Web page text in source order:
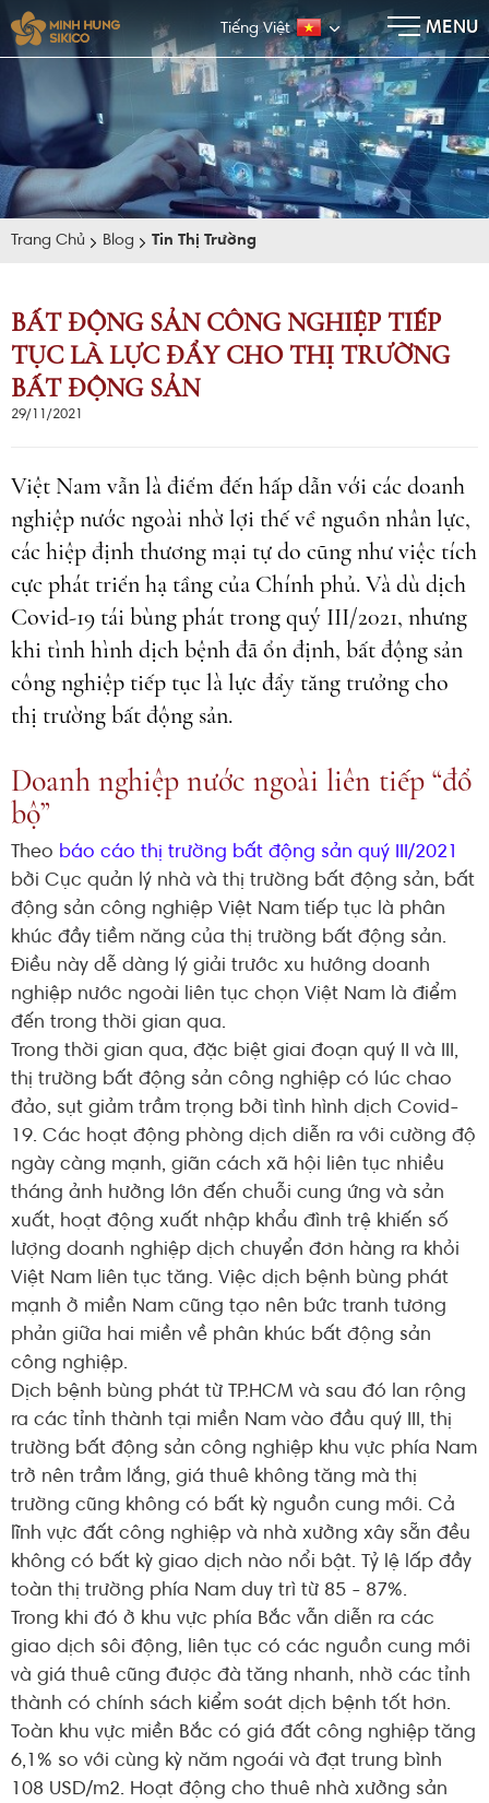
Tiếng Việt MENU
×
E-BROCHURE
Trang Chủ Blog Tin Thị Trường
BẤT ĐỘNG SẢN CÔNG NGHIỆP TIẾP
TỤC LÀ LỰC ĐẨY CHO THỊ TRƯỜNG
BẤT ĐỘNG SẢN
29/11/2021
Việt Nam vẫn là điểm đến hấp dẫn với các doanh
nghiệp nước ngoài nhờ lợi thế về nguồn nhân lực,
các hiệp định thương mại tự do cũng như việc tích
cực phát triển hạ tầng của Chính phủ. Và dù dịch
Covid-19 tái bùng phát trong quý III/2021, nhưng
khi tình hình dịch bệnh đã ổn định, bất động sản
công nghiệp tiếp tục là lực đẩy tăng trưởng cho
thị trường bất động sản.
Doanh nghiệp nước ngoài liên tiếp “đổ
bộ”
Theo báo cáo thị trường bất động sản quý III/2021
bởi Cục quản lý nhà và thị trường bất động sản, bất
động sản công nghiệp Việt Nam tiếp tục là phân
khúc đầy tiềm năng của thị trường bất động sản.
Điều này dễ dàng lý giải trước xu hướng doanh
nghiệp nước ngoài liên tục chọn Việt Nam là điểm
đến trong thời gian qua.
Trong thời gian qua, đặc biệt giai đoạn quý II và III,
thị trường bất động sản công nghiệp có lúc chao
đảo, sụt giảm trầm trọng bởi tình hình dịch Covid-
19. Các hoạt động phòng dịch diễn ra với cường độ
ngày càng mạnh, giãn cách xã hội liên tục nhiều
tháng ảnh hưởng lớn đến chuỗi cung ứng và sản
xuất, hoạt động xuất nhập khẩu đình trệ khiến số
lượng doanh nghiệp dịch chuyển đơn hàng ra khỏi
Việt Nam liên tục tăng. Việc dịch bệnh bùng phát
mạnh ở miền Nam cũng tạo nên bức tranh tương
phản giữa hai miền về phân khúc bất động sản
công nghiệp.
Dịch bệnh bùng phát từ TP.HCM và sau đó lan rộng
ra các tỉnh thành tại miền Nam vào đầu quý III, thị
trường bất động sản công nghiệp khu vực phía Nam
trở nên trầm lắng, giá thuê không tăng mà thị
trường cũng không có bất kỳ nguồn cung mới. Cả
lĩnh vực đất công nghiệp và nhà xưởng xây sẵn đều
không có bất kỳ giao dịch nào nổi bật. Tỷ lệ lấp đầy
toàn thị trường phía Nam duy trì từ 85 - 87%.
Trong khi đó ở khu vực phía Bắc vẫn diễn ra các
giao dịch sôi động, liên tục có các nguồn cung mới
và giá thuê cũng được đà tăng nhanh, nhờ các tỉnh
thành có chính sách kiểm soát dịch bệnh tốt hơn.
Toàn khu vực miền Bắc có giá đất công nghiệp tăng
6,1% so với cùng kỳ năm ngoái và đạt trung bình
108 USD/m2. Hoạt động cho thuê nhà xưởng sản